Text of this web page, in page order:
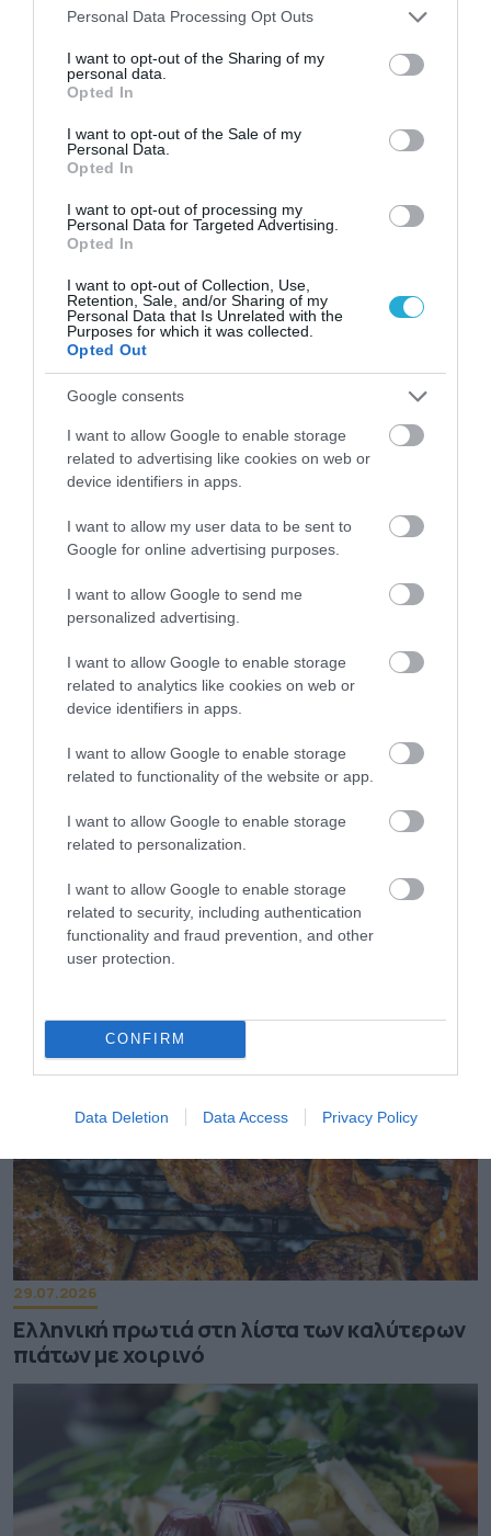
Please note that this website/app uses one or more Google
not limited to your visit or usage behaviour. You may click to
grant or deny consent to Google and its third-party tags to
use your data for below specified purposes in below Google
consent section.
Personal Data Processing Opt Outs
I want to opt-out of the Sharing of my
personal data.
Opted In
I want to opt-out of the Sale of my
Personal Data.
Opted In
I want to opt-out of processing my
Personal Data for Targeted Advertising.
Opted In
I want to opt-out of Collection, Use,
Retention, Sale, and/or Sharing of my
Personal Data that Is Unrelated with the
Purposes for which it was collected.
Opted Out
Google consents
I want to allow Google to enable storage
related to advertising like cookies on web or
device identifiers in apps.
I want to allow my user data to be sent to
Google for online advertising purposes.
I want to allow Google to send me
personalized advertising.
I want to allow Google to enable storage
related to analytics like cookies on web or
device identifiers in apps.
I want to allow Google to enable storage
related to functionality of the website or app.
I want to allow Google to enable storage
related to personalization.
I want to allow Google to enable storage
related to security, including authentication
functionality and fraud prevention, and other
user protection.
CONFIRM
Data Deletion Data Access Privacy Policy
02.08.2026
Τρεις ελληνικές πόλεις στους κορυφαίους
προορισμούς για street food
01.08.2026
υπό την αιγίδα του ΕΟΤ
31.07.2026
Όταν αθλητές και καλλιτέχνες
ανταλλάσσουν ρόλους
29.07.2026
Ελληνική πρωτιά στη λίστα των καλύτερων
πιάτων με χοιρινό